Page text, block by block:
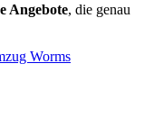
Angebote, die genau
Worms